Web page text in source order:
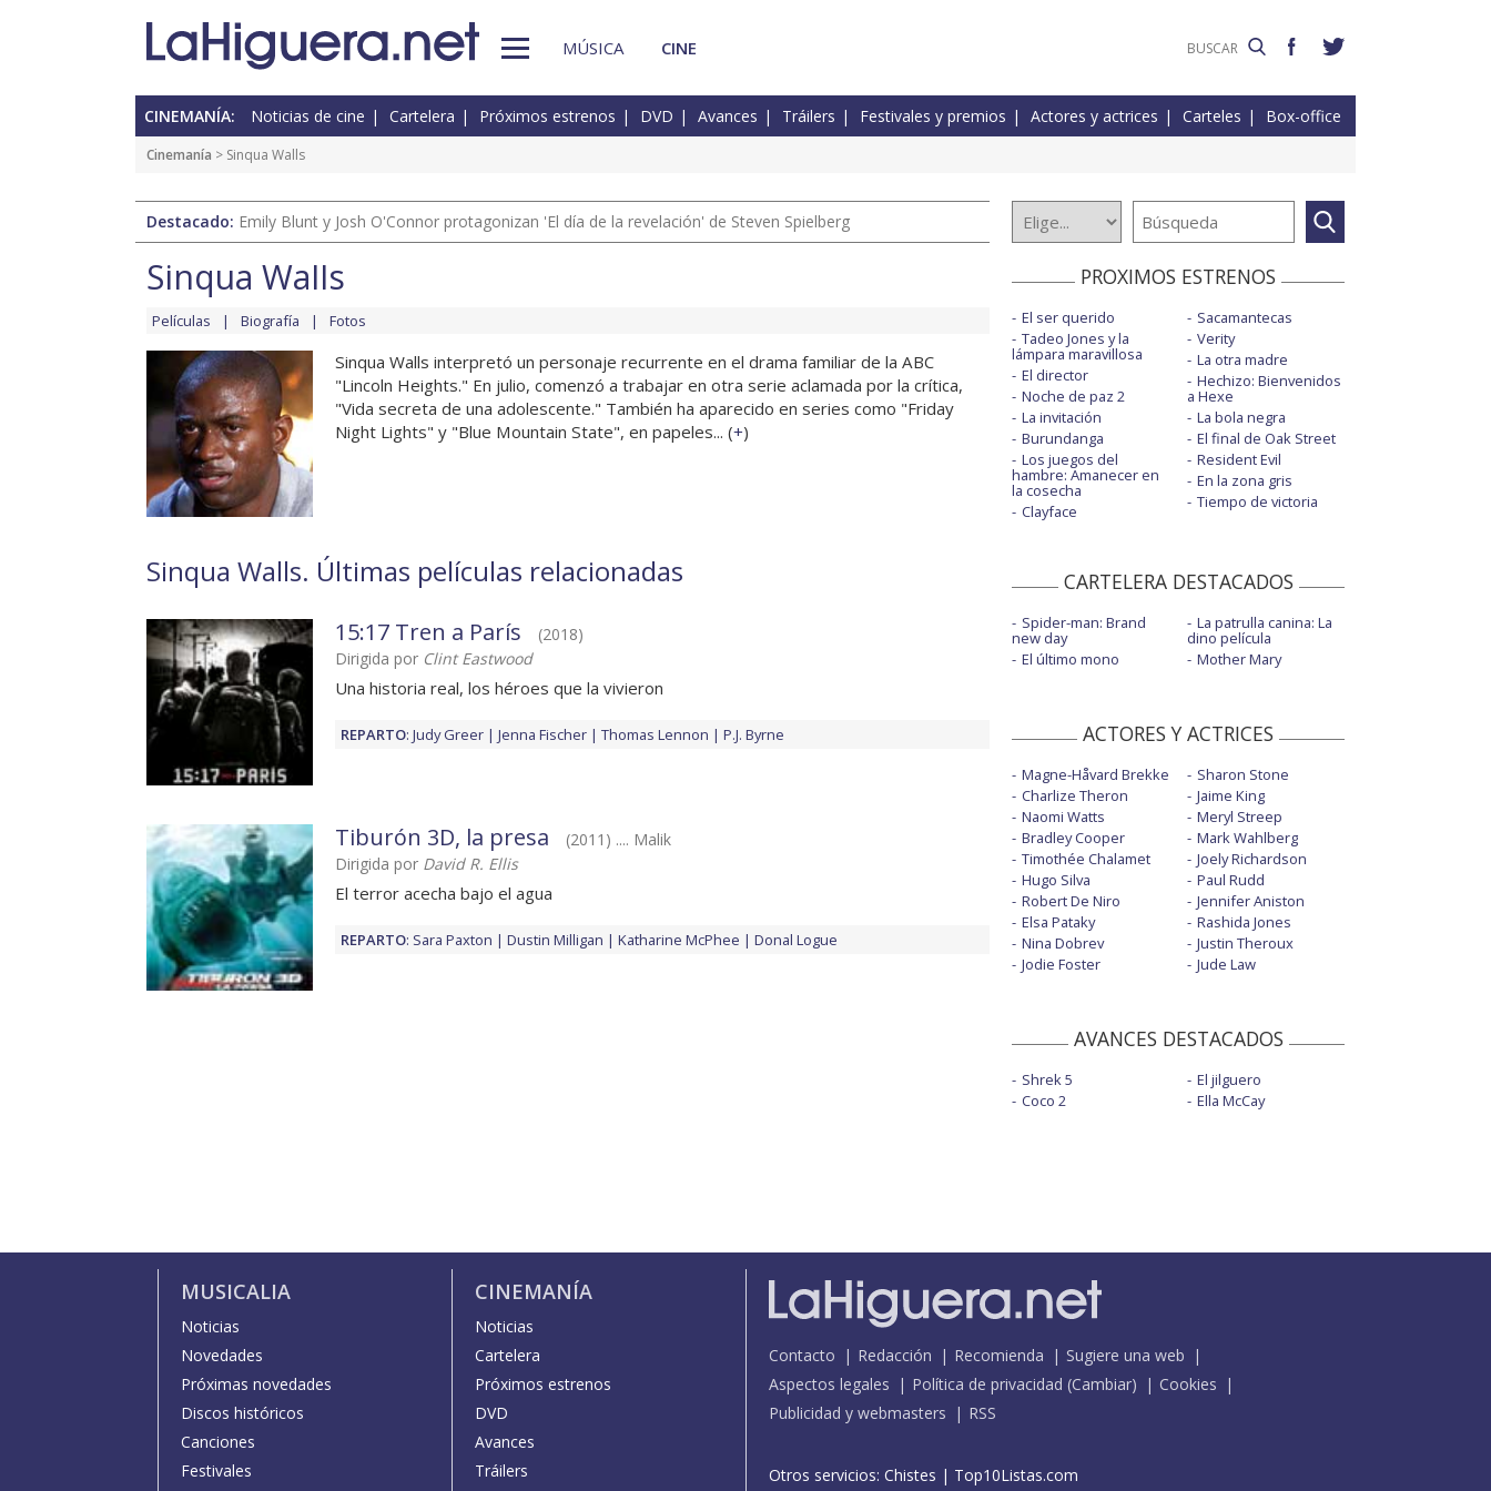
MÚSICA CINE
CINEMANÍA: Noticias de cine Cartelera Próximos estrenos DVD Avances Tráilers Festivales y premios Actores y actrices Carteles Box-office
Cinemanía > Sinqua Walls
Destacado: Emily Blunt y Josh O'Connor protagonizan 'El día de la revelación' de Steven Spielberg
Sinqua Walls
Películas Biografía Fotos
Sinqua Walls interpretó un personaje recurrente en el drama familiar de la ABC
"Lincoln Heights." En julio, comenzó a trabajar en otra serie aclamada por la crítica,
"Vida secreta de una adolescente." También ha aparecido en series como "Friday
Night Lights" y "Blue Mountain State", en papeles... (+)
Sinqua Walls. Últimas películas relacionadas
15:17 Tren a París
(2018)
Dirigida por Clint Eastwood
Una historia real, los héroes que la vivieron
REPARTO: Judy Greer Jenna Fischer Thomas Lennon P.J. Byrne
Tiburón 3D, la presa
(2011) .... Malik
Dirigida por David R. Ellis
El terror acecha bajo el agua
REPARTO: Sara Paxton Dustin Milligan Katharine McPhee Donal Logue
PROXIMOS ESTRENOS
El ser querido
Tadeo Jones y la
lámpara maravillosa
El director
Noche de paz 2
La invitación
Burundanga
Los juegos del
hambre: Amanecer en
la cosecha
Clayface
Sacamantecas
Verity
La otra madre
Hechizo: Bienvenidos
a Hexe
La bola negra
El final de Oak Street
Resident Evil
En la zona gris
Tiempo de victoria
CARTELERA DESTACADOS
Spider-man: Brand
new day
El último mono
La patrulla canina: La
dino película
Mother Mary
ACTORES Y ACTRICES
Magne-Håvard Brekke
Charlize Theron
Naomi Watts
Bradley Cooper
Timothée Chalamet
Hugo Silva
Robert De Niro
Elsa Pataky
Nina Dobrev
Jodie Foster
Sharon Stone
Jaime King
Meryl Streep
Mark Wahlberg
Joely Richardson
Paul Rudd
Jennifer Aniston
Rashida Jones
Justin Theroux
Jude Law
AVANCES DESTACADOS
Shrek 5
Coco 2
El jilguero
Ella McCay
MUSICALIA
Noticias
Novedades
Próximas novedades
Discos históricos
Canciones
Festivales
CINEMANÍA
Noticias
Cartelera
Próximos estrenos
DVD
Avances
Tráilers
Contacto Redacción Recomienda
Sugiere una web
Aspectos legales
Política de privacidad (Cambiar)
Cookies
Publicidad y webmasters
RSS
Otros servicios: Chistes | Top10Listas.com